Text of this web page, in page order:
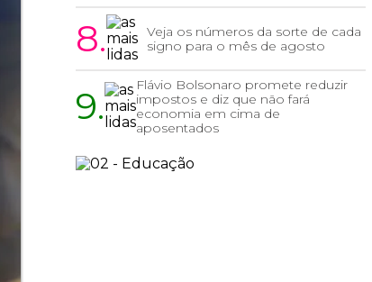
8.
Veja os números da sorte de cada
signo para o mês de agosto
9.
Flávio Bolsonaro promete reduzir
impostos e diz que não fará
economia em cima de
aposentados